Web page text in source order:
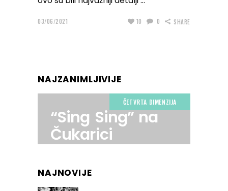
03/06/2021 10 0 SHARE
NAJZANIMLJIVIJE
ČETVRTA DIMENZIJA
“Sing Sing” na
Čukarici
NAJNOVIJE